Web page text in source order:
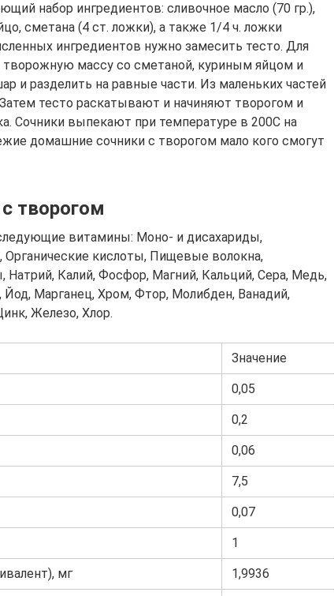
набор ингредиентов: сливочное масло (70 гр.),
сметана (4 ст. ложки), а также 1/4 ч. ложки
ингредиентов нужно замесить тесто. Для
массу со сметаной, куриным яйцом и
и разделить на равные части. Из маленьких частей
тесто раскатывают и начиняют творогом и
Сочники выпекают при температуре в 200С на
домашние сочники с творогом мало кого смогут
творогом
витамины: Моно- и дисахариды,
Органические кислоты, Пищевые волокна,
Калий, Фосфор, Магний, Кальций, Сера, Медь,
Марганец, Хром, Фтор, Молибден, Ванадий,
Железо, Хлор.
Значение
0,05
0,2
0,06
7,5
0,07
1
мг 1,9936